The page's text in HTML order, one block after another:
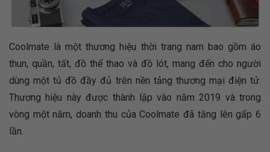
Coolmate là một thương hiệu thời trang nam bao gồm áo
thun, quần, tất, đồ thể thao và đồ lót, mang đến cho người
dùng một tủ đồ đầy đủ trên nền tảng thương mại điện tử.
Thương hiệu này được thành lập vào năm 2019 và trong
vòng một năm, doanh thu của Coolmate đã tăng lên gấp 6
lần.